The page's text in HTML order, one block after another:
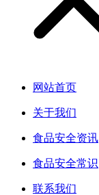
网站首页
关于我们
食品安全资讯
食品安全常识
联系我们